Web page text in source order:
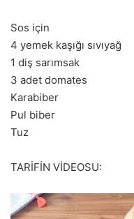
Sos için
4 yemek kaşığı sıvıyağ
1 diş sarımsak
3 adet domates
Karabiber
Pul biber
Tuz
TARİFİN VİDEOSU: